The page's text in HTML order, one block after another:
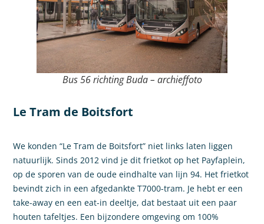
Bus 56 richting Buda – archieffoto
Le Tram de Boitsfort
We konden “Le Tram de Boitsfort” niet links laten liggen
natuurlijk. Sinds 2012 vind je dit frietkot op het Payfaplein,
op de sporen van de oude eindhalte van lijn 94. Het frietkot
bevindt zich in een afgedankte T7000-tram. Je hebt er een
take-away en een eat-in deeltje, dat bestaat uit een paar
houten tafeltjes. Een bijzondere omgeving om 100%